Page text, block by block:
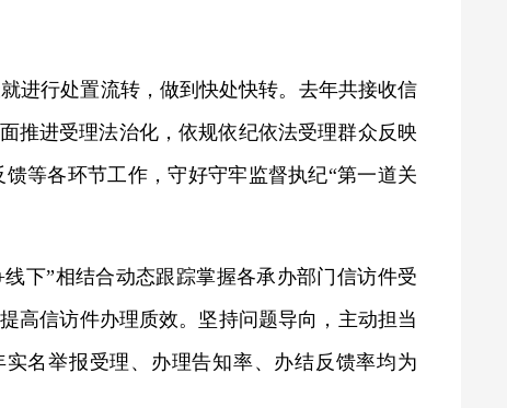
进行处置流转，做到快处快转。去年共接收信
推进受理法治化，依规依纪依法受理群众反映
等各环节工作，守好守牢监督执纪“第一道关
下”相结合动态跟踪掌握各承办部门信访件受
高信访件办理质效。坚持问题导向，主动担当
名举报受理、办理告知率、办结反馈率均为